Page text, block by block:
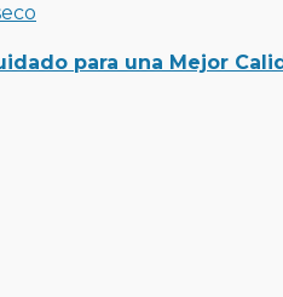
para una Mejor